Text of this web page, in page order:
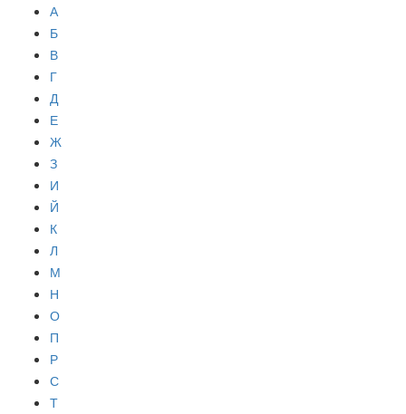
А
Б
В
Г
Д
Е
Ж
З
И
Й
К
Л
М
Н
О
П
Р
С
Т